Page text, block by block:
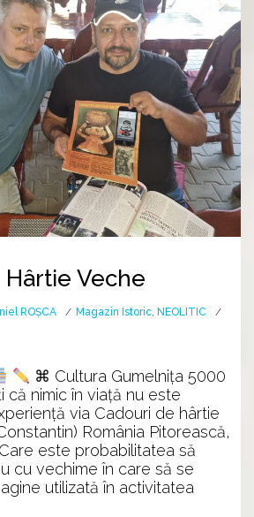
Veche
ROȘCA Magazin Istoric, NEOLITIC
⌘ Cultura Gumelnița 5000
că nimic în viață nu este
via Cadouri de hârtie
România Pitorească,
este probabilitatea să
cu vechime în care să se
utilizată în activitatea